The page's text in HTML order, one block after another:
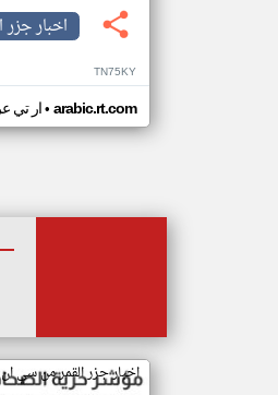
اخبار جزر
TN75KY
ار تي• arabic.rt.com
اخبار جزر القمر من سي